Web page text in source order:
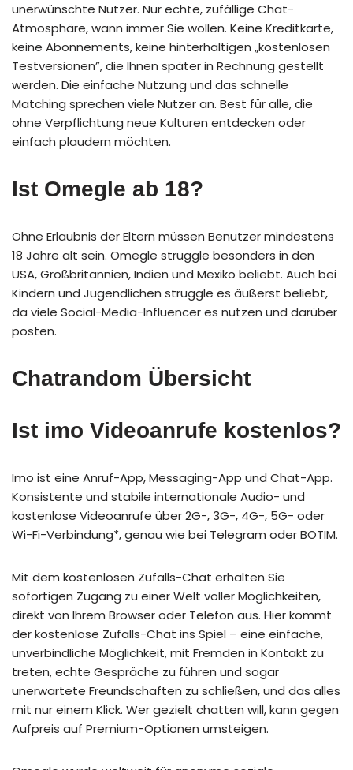
unerwünschte Nutzer. Nur echte, zufällige Chat-
Atmosphäre, wann immer Sie wollen. Keine Kreditkarte,
keine Abonnements, keine hinterhältigen „kostenlosen
Testversionen”, die Ihnen später in Rechnung gestellt
werden. Die einfache Nutzung und das schnelle
Matching sprechen viele Nutzer an. Best für alle, die
ohne Verpflichtung neue Kulturen entdecken oder
einfach plaudern möchten.
Ist Omegle ab 18?
Ohne Erlaubnis der Eltern müssen Benutzer mindestens
18 Jahre alt sein. Omegle struggle besonders in den
USA, Großbritannien, Indien und Mexiko beliebt. Auch bei
Kindern und Jugendlichen struggle es äußerst beliebt,
da viele Social-Media-Influencer es nutzen und darüber
posten.
Chatrandom Übersicht
Ist imo Videoanrufe kostenlos?
Imo ist eine Anruf-App, Messaging-App und Chat-App.
Konsistente und stabile internationale Audio- und
kostenlose Videoanrufe über 2G-, 3G-, 4G-, 5G- oder
Wi-Fi-Verbindung*, genau wie bei Telegram oder BOTIM.
Mit dem kostenlosen Zufalls-Chat erhalten Sie
sofortigen Zugang zu einer Welt voller Möglichkeiten,
direkt von Ihrem Browser oder Telefon aus. Hier kommt
der kostenlose Zufalls-Chat ins Spiel – eine einfache,
unverbindliche Möglichkeit, mit Fremden in Kontakt zu
treten, echte Gespräche zu führen und sogar
unerwartete Freundschaften zu schließen, und das alles
mit nur einem Klick. Wer gezielt chatten will, kann gegen
Aufpreis auf Premium-Optionen umsteigen.